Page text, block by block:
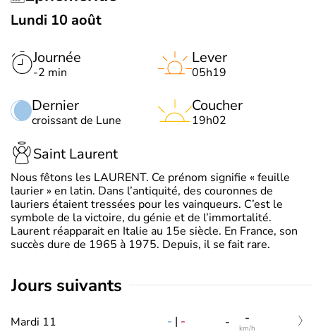
Lundi 10 août
Journée
-2 min
Dernier
croissant de Lune
Lever
05h19
Coucher
19h02
Saint Laurent
Nous fêtons les LAURENT. Ce prénom signifie « feuille
laurier » en latin. Dans l’antiquité, des couronnes de
lauriers étaient tressées pour les vainqueurs. C’est le
symbole de la victoire, du génie et de l’immortalité.
Laurent réapparait en Italie au 15e siècle. En France, son
succès dure de 1965 à 1975. Depuis, il se fait rare.
jours suivants
Mardi 11 - | - - -
km/h